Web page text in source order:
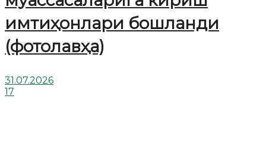
имтиҳонлари бошланди
(фотолавҳа)
31.07.2026
17